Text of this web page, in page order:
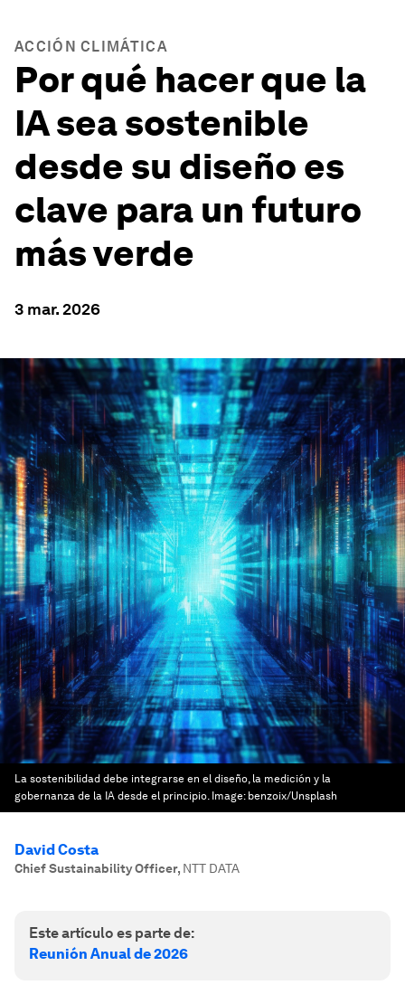
ACCIÓN CLIMÁTICA
Por qué hacer que la
IA sea sostenible
desde su diseño es
clave para un futuro
más verde
3 mar. 2026
La sostenibilidad debe integrarse en el diseño, la medición y la
gobernanza de la IA desde el principio. Image: benzoix/Unsplash
David Costa
Chief Sustainability Officer, NTT DATA
Este artículo es parte de:
Reunión Anual de 2026